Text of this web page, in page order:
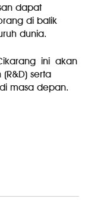
dapat
di balik
dunia.
ini akan
serta
masa depan.